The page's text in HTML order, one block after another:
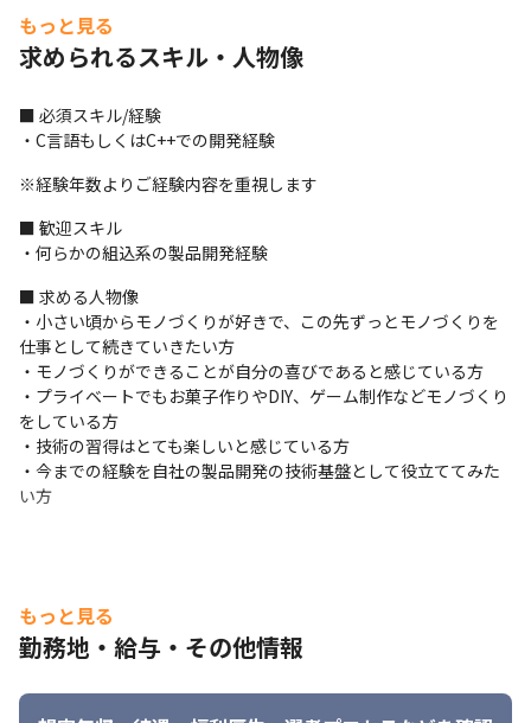
・医療用画像関連の開発　など
＜プロジェクト体制＞
・チーム内でプロジェクトの課題を洗い出し、積極的にコミュニ
ケーションをしながら、取り組んでいくことができます
＜裁量を広げたり、プロジェクトシフトを通し自分にしかできな
い得意技術を積み上げています＞
・40代SE
前職は保守開発がメインでしたが、現在は、プロジェクトがPoc
の段階であるため、さまざまな技術要素（エッジ端末とクラウド
（AWS）との連携、スマートフォンネイティブアプリ）を駆使し
た開発を行っています。
新しい技術を幅広く採用する傾向が強く、今まで経験のなかった
技術に触れる機会が多いです。さらに、プロジェクトの振り返り
MTGでは、技術的にチャレンジしたいことを発表できる場があり
自分の案も採用されることも多いのでモチベーションもあがりま
す。
・40代SE
（データアクセスの階層化など）やコードの効率化のための詳細
設計の手直し案などプロジェクト最適化のための取り組みを積極
的に行っています。
・30代SE
もっと見る
求められるスキル・人物像
■ 必須スキル/経験
・C言語もしくはC++での開発経験
※経験年数よりご経験内容を重視します
■ 歓迎スキル
・何らかの組込系の製品開発経験
■ 求める人物像
・小さい頃からモノづくりが好きで、この先ずっとモノづくりを
仕事として続きていきたい方
・モノづくりができることが自分の喜びであると感じている方
・プライベートでもお菓子作りやDIY、ゲーム制作などモノづくり
をしている方
・技術の習得はとても楽しいと感じている方
・今までの経験を自社の製品開発の技術基盤として役立ててみた
い方
もっと見る
勤務地・給与・その他情報